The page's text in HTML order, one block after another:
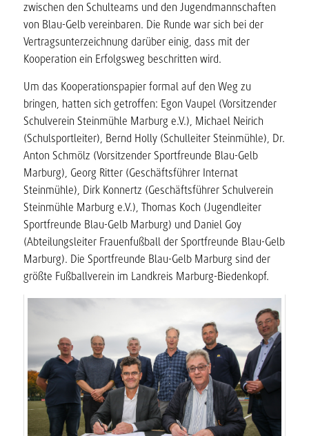
zwischen den Schulteams und den Jugendmannschaften
von Blau-Gelb vereinbaren. Die Runde war sich bei der
Vertragsunterzeichnung darüber einig, dass mit der
Kooperation ein Erfolgsweg beschritten wird.
Um das Kooperationspapier formal auf den Weg zu
bringen, hatten sich getroffen: Egon Vaupel (Vorsitzender
Schulverein Steinmühle Marburg e.V.), Michael Neirich
(Schulsportleiter), Bernd Holly (Schulleiter Steinmühle), Dr.
Anton Schmölz (Vorsitzender Sportfreunde Blau-Gelb
Marburg), Georg Ritter (Geschäftsführer Internat
Steinmühle), Dirk Konnertz (Geschäftsführer Schulverein
Steinmühle Marburg e.V.), Thomas Koch (Jugendleiter
Sportfreunde Blau-Gelb Marburg) und Daniel Goy
(Abteilungsleiter Frauenfußball der Sportfreunde Blau-Gelb
Marburg). Die Sportfreunde Blau-Gelb Marburg sind der
größte Fußballverein im Landkreis Marburg-Biedenkopf.